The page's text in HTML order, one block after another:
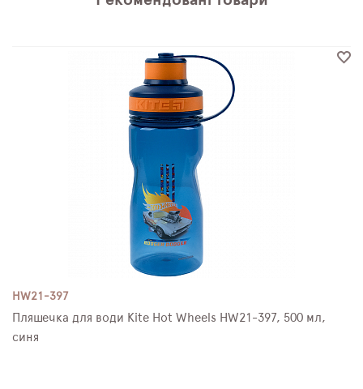
HW21-397
Пляшечка для води Kite Hot Wheels HW21-397, 500 мл,
синя